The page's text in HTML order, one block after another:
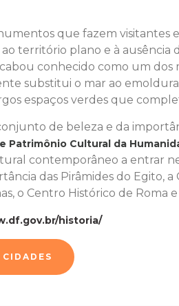
que fazem visitantes
ao território plano e à ausência
conhecido como um dos
substitui o mar ao
espaços verdes que
de beleza e da
Patrimônio Cultural da
contemporâneo a entrar
das Pirâmides do Egito, a
o Centro Histórico de Roma e
historia/